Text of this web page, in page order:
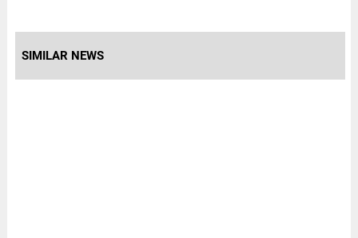
SIMILAR NEWS